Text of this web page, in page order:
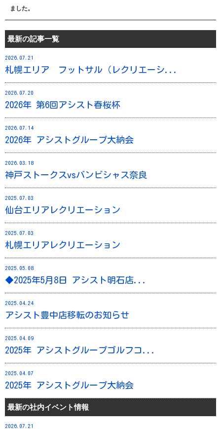
ビ
ゲ
ー
シ
ョ
ン
投
稿:
ました。
最新の記事一覧
2026.07.21
札幌エリア フットサル（レクリエーシ...
2026.07.20
2026年 第6回アシスト春桜杯
2026.07.14
2026年 アシストグループ大納会
2026.03.18
神戸ストークスvsバンビシャス奈良
2025.07.03
仙台エリアレクリエーション
2025.07.03
札幌エリアレクリエーション
2025.05.08
◆2025年5月8日 アシスト明石店...
2025.04.24
アシスト豊中店移転のお知らせ
2025.04.09
2025年 アシストグループゴルフコ...
2025.04.07
2025年 アシストグループ大納会
最新の社内イベント情報
2026.07.21